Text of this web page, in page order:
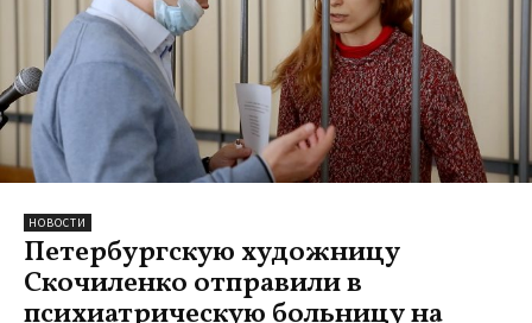
НОВОСТИ
Петербургскую художницу
Скочиленко отправили в